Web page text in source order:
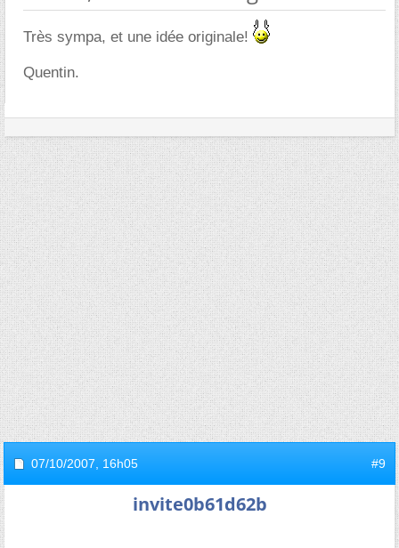
Très sympa, et une idée originale!
Quentin.
07/10/2007, 16h05 #9
invite0b61d62b